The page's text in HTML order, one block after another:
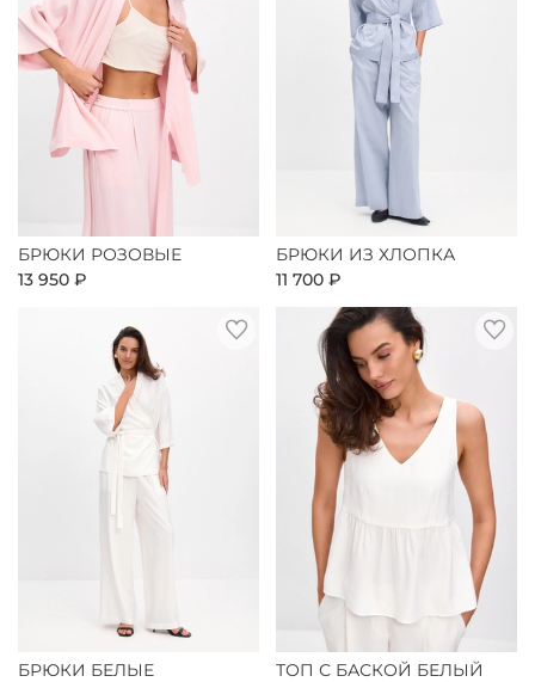
БРЮКИ РОЗОВЫЕ
13 950 ₽
БРЮКИ ИЗ ХЛОПКА
11 700 ₽
БРЮКИ БЕЛЫЕ
ТОП С БАСКОЙ БЕЛЫЙ